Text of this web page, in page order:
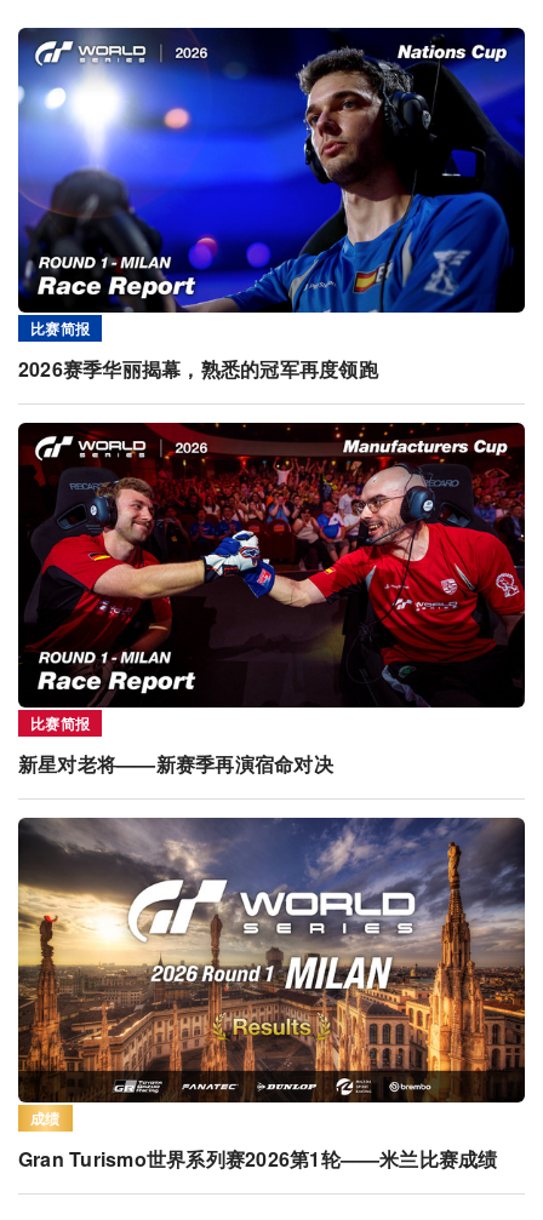
比赛简报
2026赛季华丽揭幕，熟悉的冠军再度领跑
比赛简报
新星对老将——新赛季再演宿命对决
成绩
Gran Turismo世界系列赛2026第1轮——米兰比赛成绩